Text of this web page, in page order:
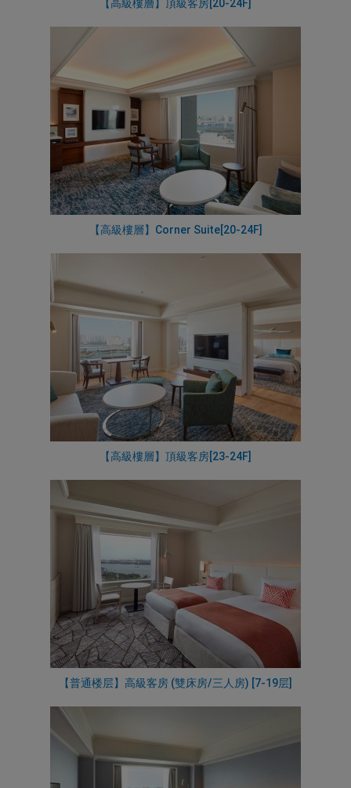
【高級樓層】頂級客房[20-24F]
【高級樓層】Corner Suite[20-24F]
【高級樓層】頂級客房[23-24F]
【普通楼层】高級客房 (雙床房/三人房) [7-19层]